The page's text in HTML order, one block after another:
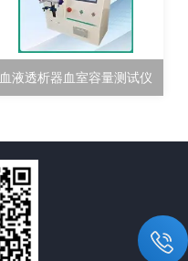
血液透析器血室容量测试仪